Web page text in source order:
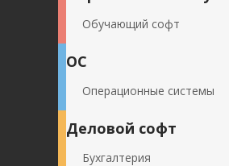
Обучающий софт
ОС
Операционные системы
Деловой софт
Бухгалтерия